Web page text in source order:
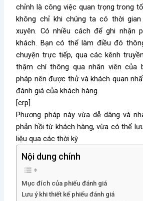
chỉnh là công việc quan trọng trong
không chỉ khi chúng ta có thời
xuyên. Có nhiều cách để ghi nhận
khách. Bạn có thể làm điều đó
chuyện trực tiếp, qua các kênh
thậm chí thông qua nhân viên của
pháp nên được thử và khách quan
đánh giá của khách hàng.
[crp]
Phương pháp này vừa dễ dàng và
phản hồi từ khách hàng, vừa có thể
liệu qua các thời kỳ
Nội dung chính
Mục đích của phiếu đánh giá
Lưu ý khi thiết kế phiếu đánh giá